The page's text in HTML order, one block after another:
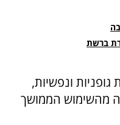
ברשת
גופניות ונפשיות,
מהשימוש הממושך